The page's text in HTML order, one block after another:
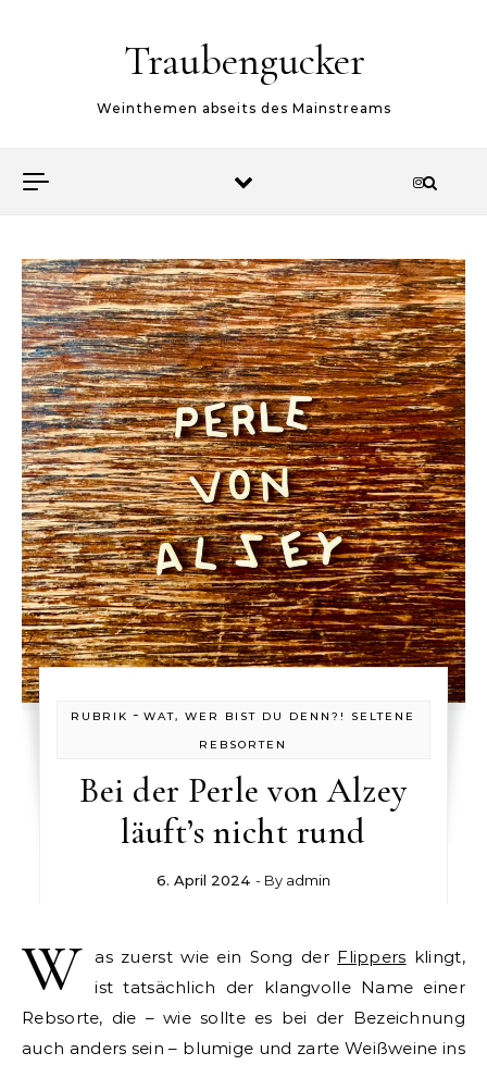
Traubengucker
Weinthemen abseits des Mainstreams
RUBRIK -WAT, WER BIST DU DENN?! SELTENE
REBSORTEN
Bei der Perle von Alzey
läuft’s nicht rund
6. April 2024 - By admin
W as zuerst wie ein Song der Flippers klingt,
ist tatsächlich der klangvolle Name einer
Rebsorte, die – wie sollte es bei der Bezeichnung
auch anders sein – blumige und zarte Weißweine ins